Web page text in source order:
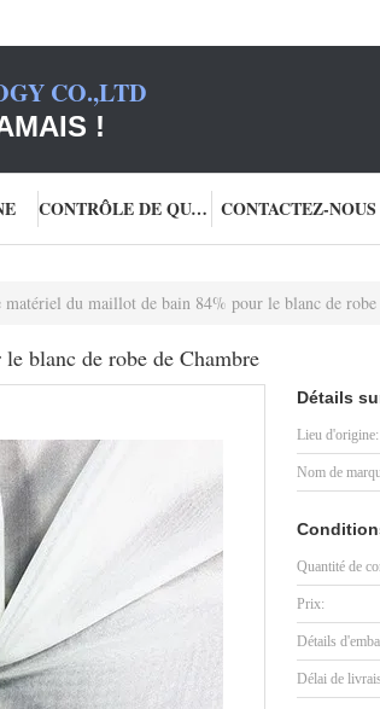
CO.,LTD
!
CONTRÔLE DE QUALITÉ CONTACTEZ-NOUS
du maillot de bain 84% pour le blanc de robe
blanc de robe de Chambre
Détails
Lieu d'origine:
Nom de
Quantité de
Prix:
Détails
Délai de